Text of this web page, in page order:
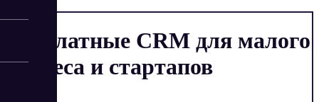
Бесплатные CRM для малого
бизнеса и стартапов